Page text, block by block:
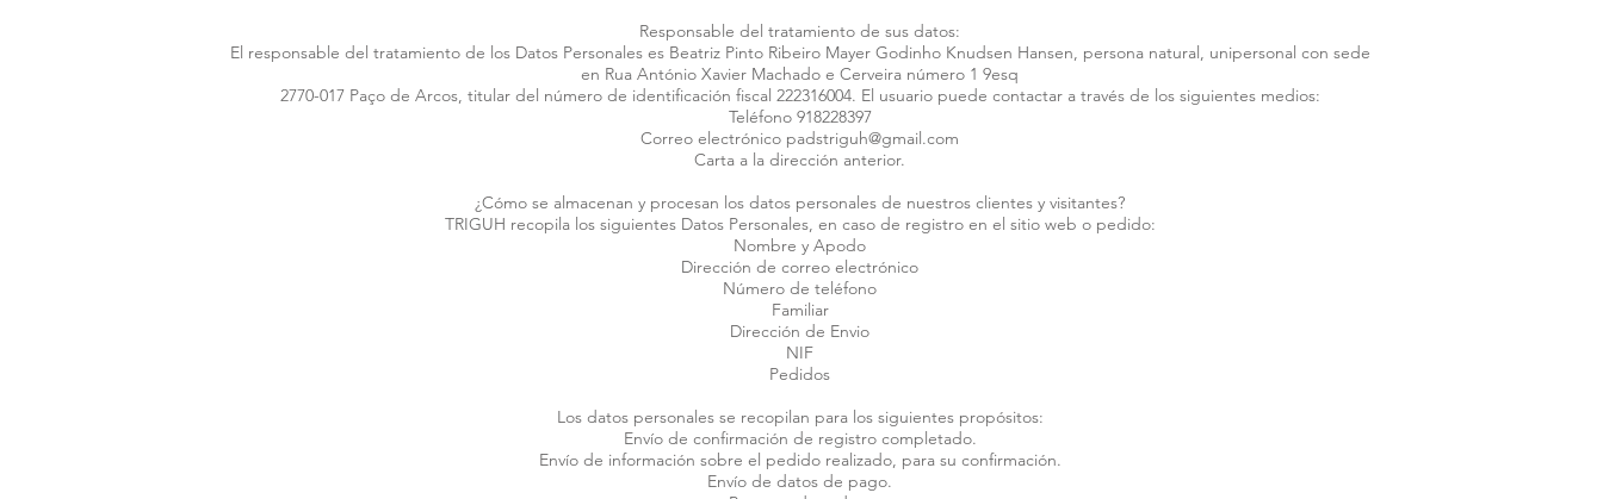
Responsable del tratamiento de sus datos:
El responsable del tratamiento de los Datos Personales es Beatriz Pinto Ribeiro Mayer Godinho Knudsen Hansen, persona natural, unipersonal con sede
en Rua António Xavier Machado e Cerveira número 1 9esq
2770-017 Paço de Arcos, titular del número de identificación fiscal 222316004. El usuario puede contactar a través de los siguientes medios:
Teléfono 918228397
Correo electrónico padstriguh@gmail.com
Carta a la dirección anterior.
¿Cómo se almacenan y procesan los datos personales de nuestros clientes y visitantes?
TRIGUH recopila los siguientes Datos Personales, en caso de registro en el sitio web o pedido:
Nombre y Apodo
Dirección de correo electrónico
Número de teléfono
Familiar
Dirección de Envio
NIF
Pedidos
Los datos personales se recopilan para los siguientes propósitos:
Envío de confirmación de registro completado.
Envío de información sobre el pedido realizado, para su confirmación.
Envío de datos de pago.